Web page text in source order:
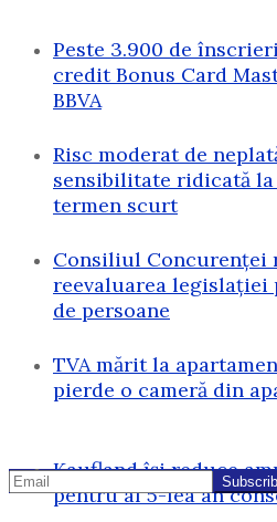
Peste 3.900 de
credit Bonus Card
BBVA
Risc moderat de
sensibilitate ridicată
termen scurt
Consiliul Concurenței
reevaluarea
de persoane
TVA mărit la
pierde o cameră din
Kaufland își reduce
pentru al 5-lea an